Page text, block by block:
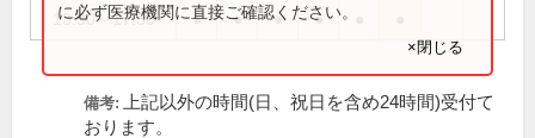
13:30～17:30 ● ● ● ●
に必ず医療機関に直接ご確認ください。
×閉じる
備考:
上記以外の時間(日、祝日を含め24時間)受付て
おります。